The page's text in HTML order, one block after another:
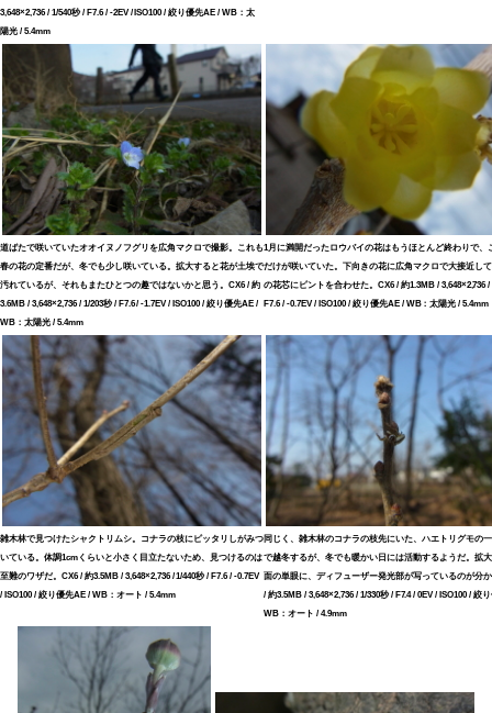
3,648×2,736 / 1/540秒 / F7.6 / -2EV / ISO100 / 絞り優先AE / WB：太
陽光 / 5.4mm
道ばたで咲いていたオオイヌノフグリを広角マクロで撮影。これも
春の花の定番だが、冬でも少し咲いている。拡大すると花が土埃で
汚れているが、それもまたひとつの趣ではないかと思う。CX6 / 約
3.6MB / 3,648×2,736 / 1/203秒 / F7.6 / -1.7EV / ISO100 / 絞り優先AE /
WB：太陽光 / 5.4mm
1月に満開だったロウバイの花はもうほとんど終わりで、
だけが咲いていた。下向きの花に広角マクロで大接近し
の花芯にピントを合わせた。CX6 / 約1.3MB / 3,648×2,736 /
F7.6 / -0.7EV / ISO100 / 絞り優先AE / WB：太陽光 / 5.4mm
雑木林で見つけたシャクトリムシ。コナラの枝にピッタリしがみつ
いている。体調1cmくらいと小さく目立たないため、見つけるのは
至難のワザだ。CX6 / 約3.5MB / 3,648×2,736 / 1/440秒 / F7.6 / -0.7EV
/ ISO100 / 絞り優先AE / WB：オート / 5.4mm
同じく、雑木林のコナラの枝先にいた、ハエトリグモの
で越冬するが、冬でも暖かい日には活動するようだ。拡
面の単眼に、ディフューザー発光部が写っているのが分
/ 約3.5MB / 3,648×2,736 / 1/330秒 / F7.4 / 0EV / ISO100 / 絞
WB：オート / 4.9mm